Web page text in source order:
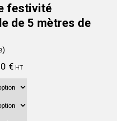
festivité
de 5 mètres de
€ HT